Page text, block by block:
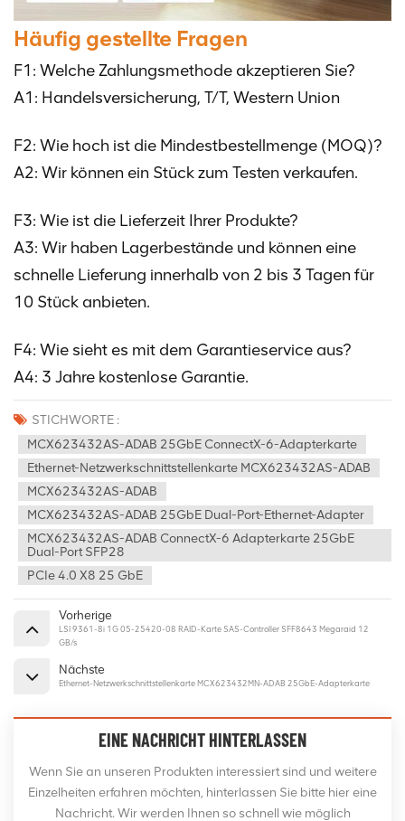
Häufig gestellte Fragen
F1: Welche Zahlungsmethode akzeptieren Sie?
A1: Handelsversicherung, T/T, Western Union
F2: Wie hoch ist die Mindestbestellmenge (MOQ)?
A2: Wir können ein Stück zum Testen verkaufen.
F3: Wie ist die Lieferzeit Ihrer Produkte?
A3: Wir haben Lagerbestände und können eine
schnelle Lieferung innerhalb von 2 bis 3 Tagen für
10 Stück anbieten.
F4: Wie sieht es mit dem Garantieservice aus?
A4: 3 Jahre kostenlose Garantie.
STICHWORTE :
MCX623432AS-ADAB 25GbE ConnectX-6-Adapterkarte
Ethernet-Netzwerkschnittstellenkarte MCX623432AS-ADAB
MCX623432AS-ADAB
MCX623432AS-ADAB 25GbE Dual-Port-Ethernet-Adapter
MCX623432AS-ADAB ConnectX-6 Adapterkarte 25GbE
Dual-Port SFP28
PCIe 4.0 X8 25 GbE
Vorherige
LSI 9361-8i 1G 05-25420-08 RAID-Karte SAS-Controller SFF8643 Megaraid 12
GB/s
Nächste
Ethernet-Netzwerkschnittstellenkarte MCX623432MN-ADAB 25GbE-Adapterkarte
EINE NACHRICHT HINTERLASSEN
Wenn Sie an unseren Produkten interessiert sind und weitere
Einzelheiten erfahren möchten, hinterlassen Sie bitte hier eine
Nachricht. Wir werden Ihnen so schnell wie möglich